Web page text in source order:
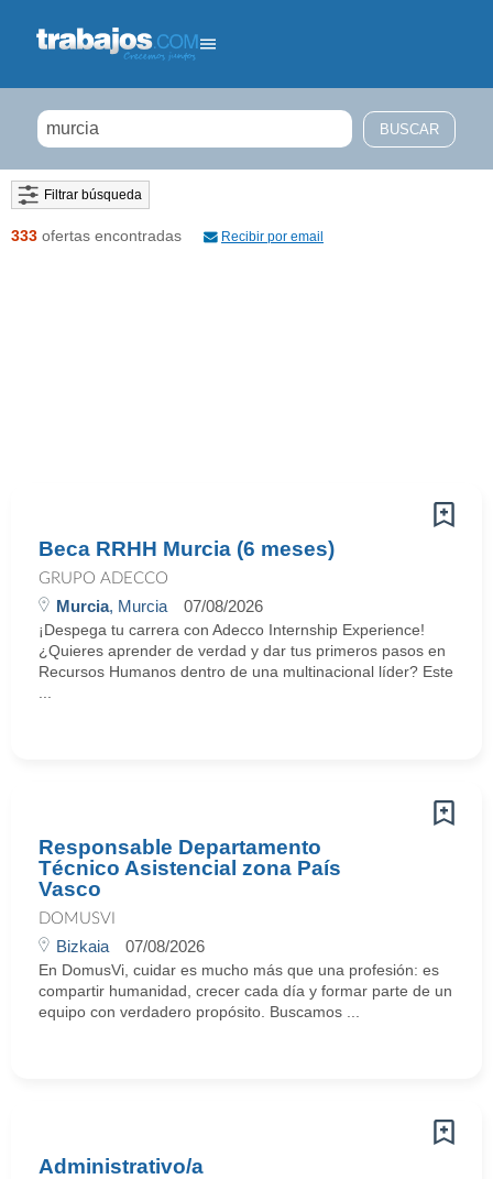
Filtrar búsqueda
333 ofertas encontradas Recibir por email
Beca RRHH Murcia (6 meses)
GRUPO ADECCO
Murcia, Murcia 07/08/2026
¡Despega tu carrera con Adecco Internship Experience!
¿Quieres aprender de verdad y dar tus primeros pasos en
Recursos Humanos dentro de una multinacional líder? Este
Responsable Departamento
Técnico Asistencial zona País
Vasco
DOMUSVI
Bizkaia 07/08/2026
En DomusVi, cuidar es mucho más que una profesión: es
compartir humanidad, crecer cada día y formar parte de un
equipo con verdadero propósito. Buscamos ...
Administrativo/a